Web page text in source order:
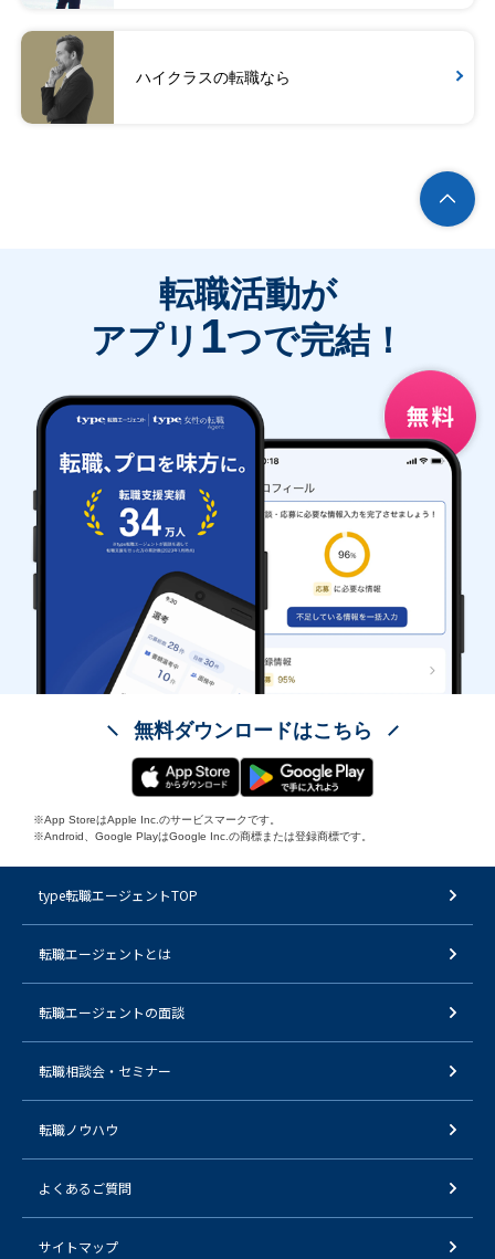
ハイクラスの転職なら
転職活動が
アプリ 1つで完結！
無料ダウンロードはこちら
※App StoreはApple Inc.のサービスマークです。
※Android、Google PlayはGoogle Inc.の商標または登録商標です。
type転職エージェントTOP
転職エージェントとは
転職エージェントの面談
転職相談会・セミナー
転職ノウハウ
よくあるご質問
サイトマップ